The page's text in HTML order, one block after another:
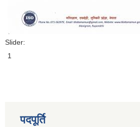
Slider:
1
पदपूर्ति